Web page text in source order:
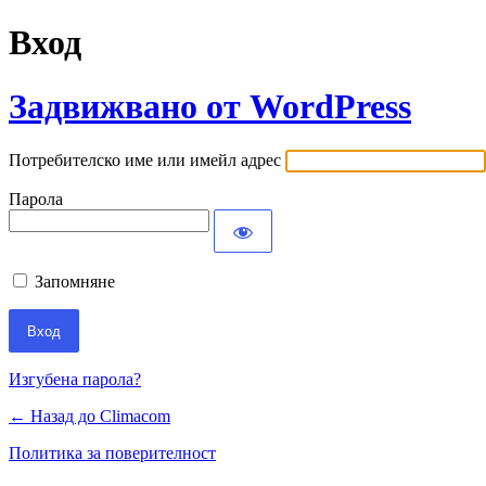
Вход
Задвижвано от WordPress
Потребителско име или имейл адрес
Парола
Запомняне
Изгубена парола?
← Назад до Climacom
Политика за поверителност